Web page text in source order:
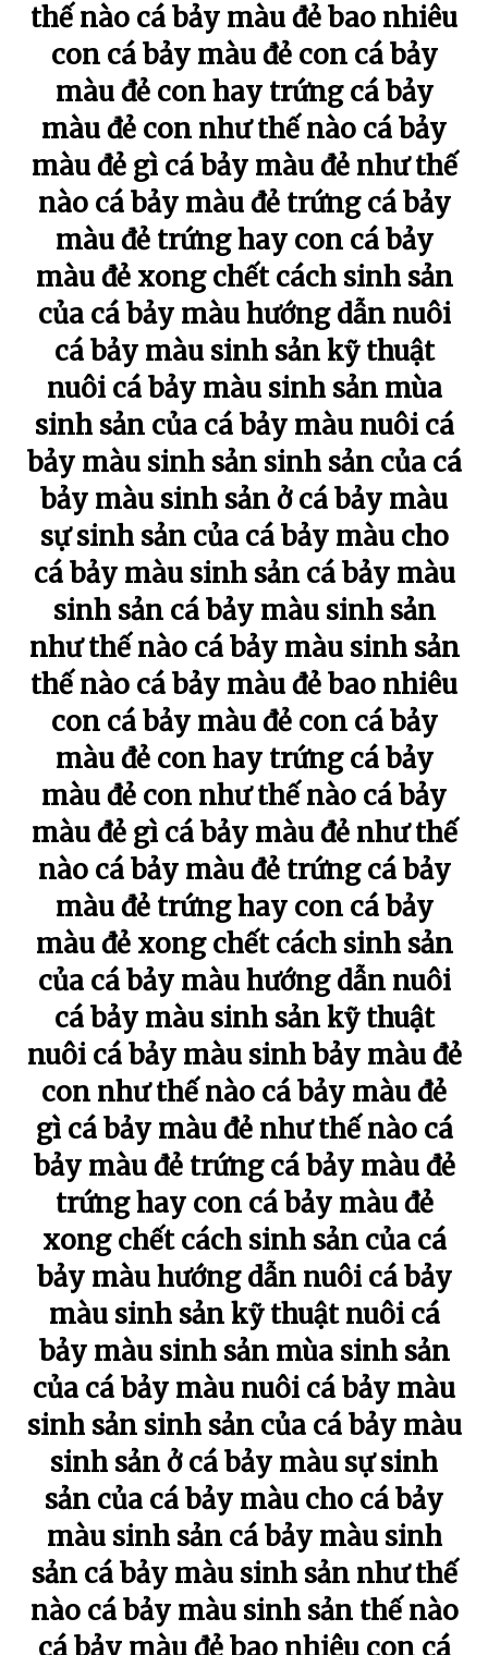
thế nào cá bảy màu đẻ bao nhiêu
con cá bảy màu đẻ con cá bảy
màu đẻ con hay trứng cá bảy
màu đẻ con như thế nào cá bảy
màu đẻ gì cá bảy màu đẻ như thế
nào cá bảy màu đẻ trứng cá bảy
màu đẻ trứng hay con cá bảy
màu đẻ xong chết cách sinh sản
của cá bảy màu hướng dẫn nuôi
cá bảy màu sinh sản kỹ thuật
nuôi cá bảy màu sinh sản mùa
sinh sản của cá bảy màu nuôi cá
bảy màu sinh sản sinh sản của cá
bảy màu sinh sản ở cá bảy màu
sự sinh sản của cá bảy màu cho
cá bảy màu sinh sản cá bảy màu
sinh sản cá bảy màu sinh sản
như thế nào cá bảy màu sinh sản
thế nào cá bảy màu đẻ bao nhiêu
con cá bảy màu đẻ con cá bảy
màu đẻ con hay trứng cá bảy
màu đẻ con như thế nào cá bảy
màu đẻ gì cá bảy màu đẻ như thế
nào cá bảy màu đẻ trứng cá bảy
màu đẻ trứng hay con cá bảy
màu đẻ xong chết cách sinh sản
của cá bảy màu hướng dẫn nuôi
cá bảy màu sinh sản kỹ thuật
nuôi cá bảy màu sinh bảy màu đẻ
con như thế nào cá bảy màu đẻ
gì cá bảy màu đẻ như thế nào cá
bảy màu đẻ trứng cá bảy màu đẻ
trứng hay con cá bảy màu đẻ
xong chết cách sinh sản của cá
bảy màu hướng dẫn nuôi cá bảy
màu sinh sản kỹ thuật nuôi cá
bảy màu sinh sản mùa sinh sản
của cá bảy màu nuôi cá bảy màu
sinh sản sinh sản của cá bảy màu
sinh sản ở cá bảy màu sự sinh
sản của cá bảy màu cho cá bảy
màu sinh sản cá bảy màu sinh
sản cá bảy màu sinh sản như thế
nào cá bảy màu sinh sản thế nào
cá bảy màu đẻ bao nhiêu con cá